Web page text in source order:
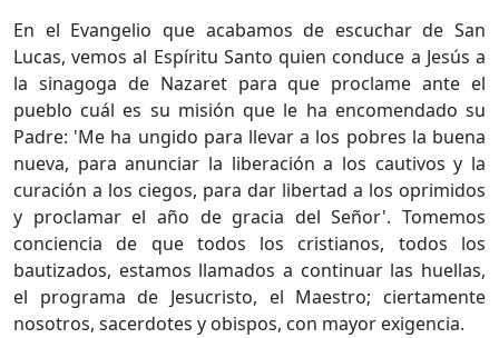
En el Evangelio que acabamos de escuchar de San
Lucas, vemos al Espíritu Santo quien conduce a Jesús a
la sinagoga de Nazaret para que proclame ante el
pueblo cuál es su misión que le ha encomendado su
Padre: 'Me ha ungido para llevar a los pobres la buena
nueva, para anunciar la liberación a los cautivos y la
curación a los ciegos, para dar libertad a los oprimidos
y proclamar el año de gracia del Señor'. Tomemos
conciencia de que todos los cristianos, todos los
bautizados, estamos llamados a continuar las huellas,
el programa de Jesucristo, el Maestro; ciertamente
nosotros, sacerdotes y obispos, con mayor exigencia.